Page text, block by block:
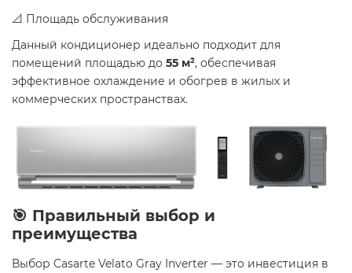
📐 Площадь обслуживания
Данный кондиционер идеально подходит для
помещений площадью до 55 м², обеспечивая
эффективное охлаждение и обогрев в жилых и
коммерческих пространствах.
🎯 Правильный выбор и
преимущества
Выбор Casarte Velato Gray Inverter — это инвестиция в